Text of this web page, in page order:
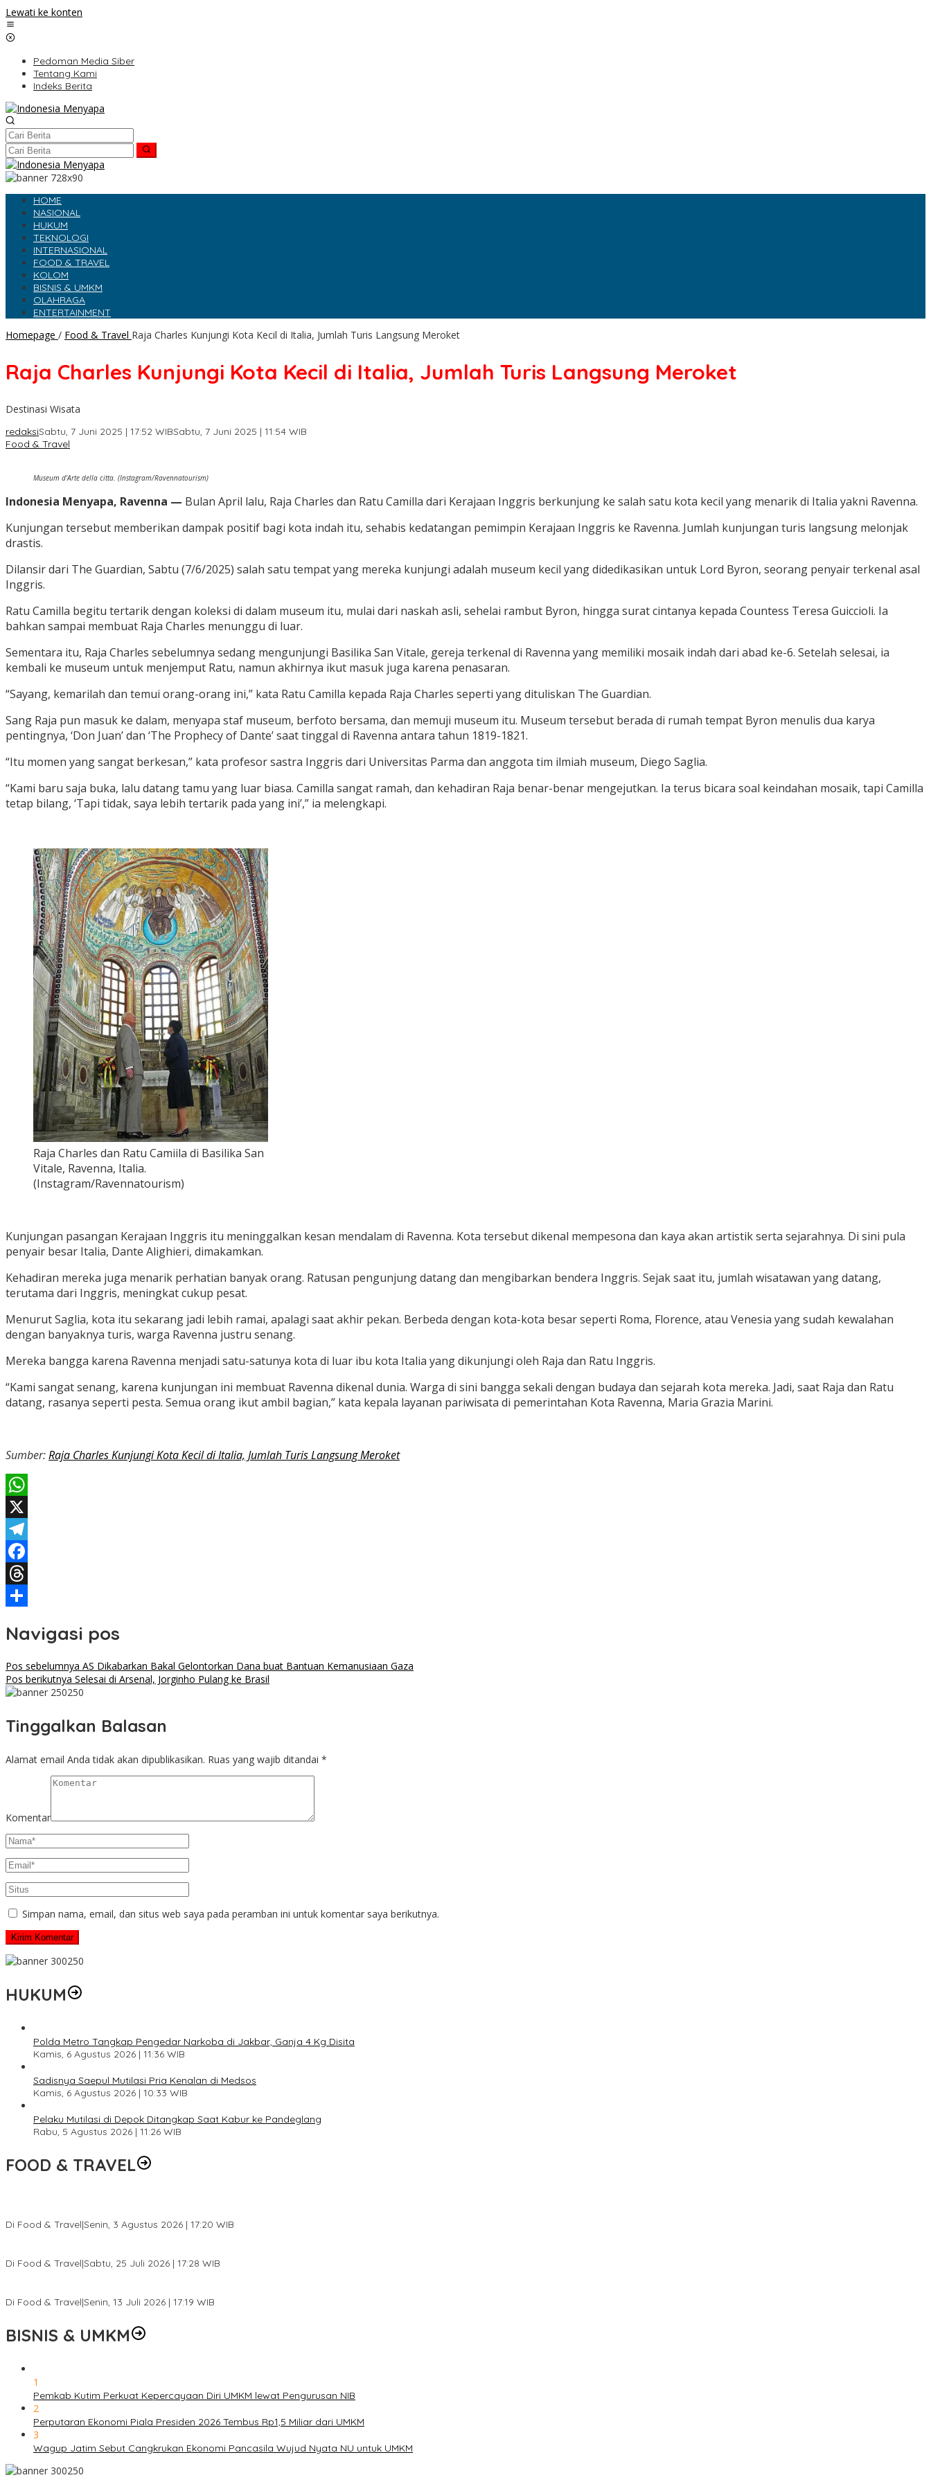
Lewati ke konten
Pedoman Media Siber
Tentang Kami
Indeks Berita
HOME
NASIONAL
HUKUM
TEKNOLOGI
INTERNASIONAL
FOOD & TRAVEL
KOLOM
BISNIS & UMKM
OLAHRAGA
ENTERTAINMENT
Homepage / Food & Travel Raja Charles Kunjungi Kota Kecil di Italia, Jumlah Turis Langsung Meroket
Raja Charles Kunjungi Kota Kecil di Italia, Jumlah Turis Langsung Meroket
Destinasi Wisata
redaksiSabtu, 7 Juni 2025 | 17:52 WIBSabtu, 7 Juni 2025 | 11:54 WIB
Food & Travel
Museum d'Arte della citta. (Instagram/Ravennatourism)
Indonesia Menyapa, Ravenna — Bulan April lalu, Raja Charles dan Ratu Camilla dari Kerajaan Inggris berkunjung ke salah satu kota kecil yang menarik di Italia yakni Ravenna.
Kunjungan tersebut memberikan dampak positif bagi kota indah itu, sehabis kedatangan pemimpin Kerajaan Inggris ke Ravenna. Jumlah kunjungan turis langsung melonjak
drastis.
Dilansir dari The Guardian, Sabtu (7/6/2025) salah satu tempat yang mereka kunjungi adalah museum kecil yang didedikasikan untuk Lord Byron, seorang penyair terkenal asal
Inggris.
Ratu Camilla begitu tertarik dengan koleksi di dalam museum itu, mulai dari naskah asli, sehelai rambut Byron, hingga surat cintanya kepada Countess Teresa Guiccioli. Ia
bahkan sampai membuat Raja Charles menunggu di luar.
Sementara itu, Raja Charles sebelumnya sedang mengunjungi Basilika San Vitale, gereja terkenal di Ravenna yang memiliki mosaik indah dari abad ke-6. Setelah selesai, ia
kembali ke museum untuk menjemput Ratu, namun akhirnya ikut masuk juga karena penasaran.
“Sayang, kemarilah dan temui orang-orang ini,” kata Ratu Camilla kepada Raja Charles seperti yang dituliskan The Guardian.
Sang Raja pun masuk ke dalam, menyapa staf museum, berfoto bersama, dan memuji museum itu. Museum tersebut berada di rumah tempat Byron menulis dua karya
pentingnya, ‘Don Juan’ dan ‘The Prophecy of Dante’ saat tinggal di Ravenna antara tahun 1819-1821.
“Itu momen yang sangat berkesan,” kata profesor sastra Inggris dari Universitas Parma dan anggota tim ilmiah museum, Diego Saglia.
“Kami baru saja buka, lalu datang tamu yang luar biasa. Camilla sangat ramah, dan kehadiran Raja benar-benar mengejutkan. Ia terus bicara soal keindahan mosaik, tapi Camilla
tetap bilang, ‘Tapi tidak, saya lebih tertarik pada yang ini’,” ia melengkapi.
Raja Charles dan Ratu Camiila di Basilika San
Vitale, Ravenna, Italia.
(Instagram/Ravennatourism)
Kunjungan pasangan Kerajaan Inggris itu meninggalkan kesan mendalam di Ravenna. Kota tersebut dikenal mempesona dan kaya akan artistik serta sejarahnya. Di sini pula
penyair besar Italia, Dante Alighieri, dimakamkan.
Kehadiran mereka juga menarik perhatian banyak orang. Ratusan pengunjung datang dan mengibarkan bendera Inggris. Sejak saat itu, jumlah wisatawan yang datang,
terutama dari Inggris, meningkat cukup pesat.
Menurut Saglia, kota itu sekarang jadi lebih ramai, apalagi saat akhir pekan. Berbeda dengan kota-kota besar seperti Roma, Florence, atau Venesia yang sudah kewalahan
dengan banyaknya turis, warga Ravenna justru senang.
Mereka bangga karena Ravenna menjadi satu-satunya kota di luar ibu kota Italia yang dikunjungi oleh Raja dan Ratu Inggris.
“Kami sangat senang, karena kunjungan ini membuat Ravenna dikenal dunia. Warga di sini bangga sekali dengan budaya dan sejarah kota mereka. Jadi, saat Raja dan Ratu
datang, rasanya seperti pesta. Semua orang ikut ambil bagian,” kata kepala layanan pariwisata di pemerintahan Kota Ravenna, Maria Grazia Marini.
Sumber:Raja Charles Kunjungi Kota Kecil di Italia, Jumlah Turis Langsung Meroket
WhatsApp
X
Telegram
Facebook
Threads
Navigasi pos
Pos sebelumnya AS Dikabarkan Bakal Gelontorkan Dana buat Bantuan Kemanusiaan Gaza
Pos berikutnya Selesai di Arsenal, Jorginho Pulang ke Brasil
Tinggalkan Balasan
Alamat email Anda tidak akan dipublikasikan. Ruas yang wajib ditandai *
Komentar
Simpan nama, email, dan situs web saya pada peramban ini untuk komentar saya berikutnya.
HUKUM
Polda Metro Tangkap Pengedar Narkoba di Jakbar, Ganja 4 Kg Disita
Kamis, 6 Agustus 2026 | 11:36 WIB
Sadisnya Saepul Mutilasi Pria Kenalan di Medsos
Kamis, 6 Agustus 2026 | 10:33 WIB
Pelaku Mutilasi di Depok Ditangkap Saat Kabur ke Pandeglang
Rabu, 5 Agustus 2026 | 11:26 WIB
FOOD & TRAVEL
Di Food & Travel|Senin, 3 Agustus 2026 | 17:20 WIB
Di Food & Travel|Sabtu, 25 Juli 2026 | 17:28 WIB
Di Food & Travel|Senin, 13 Juli 2026 | 17:19 WIB
BISNIS & UMKM
1
Pemkab Kutim Perkuat Kepercayaan Diri UMKM lewat Pengurusan NIB
2
Perputaran Ekonomi Piala Presiden 2026 Tembus Rp1,5 Miliar dari UMKM
3
Wagup Jatim Sebut Cangkrukan Ekonomi Pancasila Wujud Nyata NU untuk UMKM